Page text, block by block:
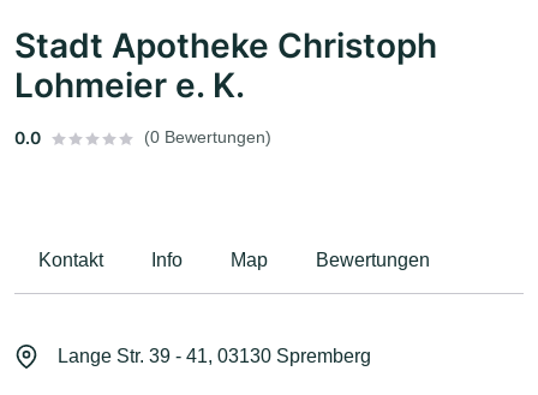
Stadt Apotheke Christoph
Lohmeier e. K.
0.0 (0 Bewertungen)
Kontakt Info Map Bewertungen
Lange Str. 39 - 41, 03130 Spremberg